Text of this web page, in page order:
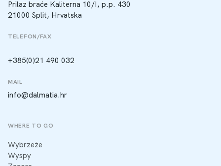
Prilaz braće Kaliterna 10/I, p.p. 430
21000 Split, Hrvatska
TELEFON/FAX
+385(0)21 490 032
MAIL
info@dalmatia.hr
WHERE TO GO
Wybrzeże
Wyspy